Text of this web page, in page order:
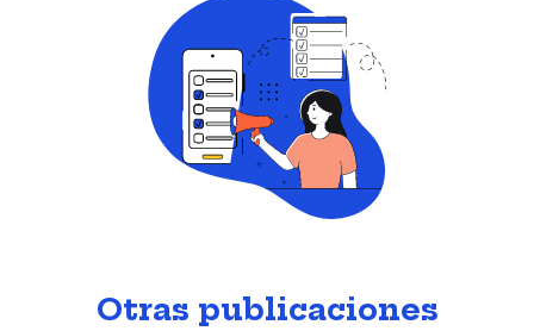
Otras publicaciones